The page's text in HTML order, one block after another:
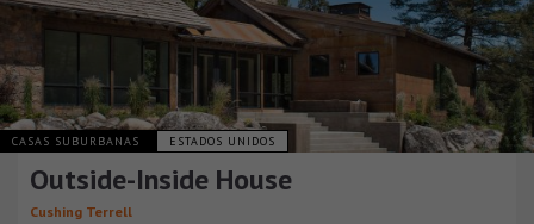
CASAS SUBURBANAS ESTADOS UNIDOS
Outside-Inside House
Cushing Terrell